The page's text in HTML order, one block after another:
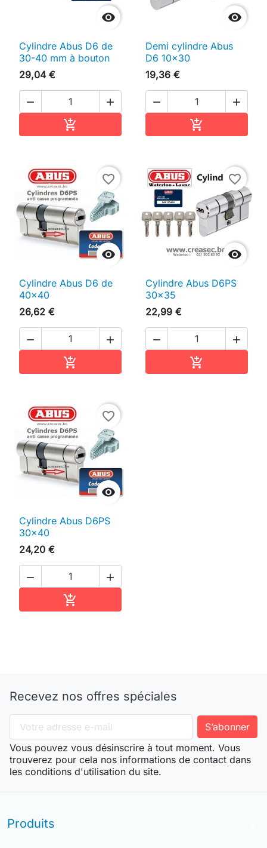

Cylindre Abus D6 de
30-40 mm à bouton
29,04 €
 


Demi cylindre Abus
D6 10x30
19,36 €
 


favorite_border
Cylindre Abus D6 de
40x40
26,62 €
 


favorite_border
Cylindre Abus D6PS
30x35
22,99 €
 


favorite_border
Cylindre Abus D6PS
30x40
24,20 €
 

Recevez nos offres spéciales
Vous pouvez vous désinscrire à tout moment. Vous
trouverez pour cela nos informations de contact dans
les conditions d'utilisation du site.
Produits